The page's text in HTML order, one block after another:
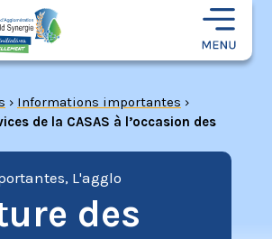
› Informations importantes ›
de la CASAS à l’occasion des
, L'agglo
des